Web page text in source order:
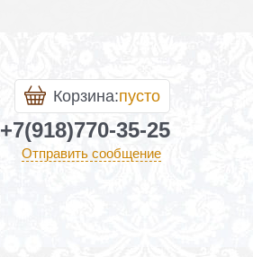
Корзина:пусто
+7(918)770-35-25
Отправить сообщение